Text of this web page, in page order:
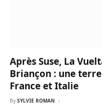
Après Suse, La
Briançon : une
France et Italie
By SYLVIE ROMAN